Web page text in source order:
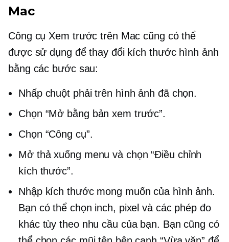
Mac
Công cụ Xem trước trên Mac cũng có thể
được sử dụng để thay đổi kích thước hình ảnh
bằng các bước sau:
Nhấp chuột phảitrên hình ảnh đã chọn.
Chọn “Mở bằng bản xem trước”.
Chọn “Công cụ”.
Mở thả xuống menu và chọn “Điều chỉnh
kích thước”.
Nhập kích thước mong muốn của hình ảnh.
Bạn có thể chọn inch, pixel và các phép đo
khác tùy theo nhu cầu của bạn. Bạn cũng có